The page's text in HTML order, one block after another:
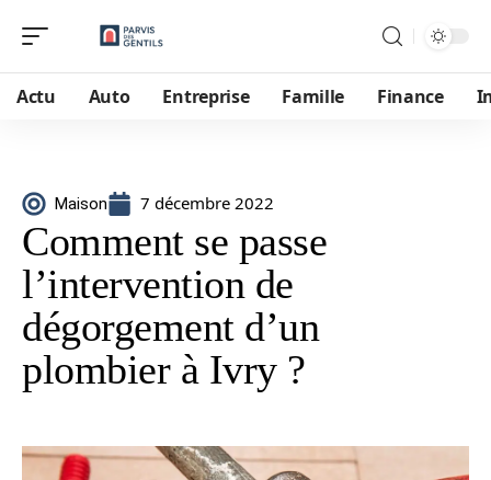
Actu Auto Entreprise Famille Finance
Maison 7 décembre 2022
Comment se passe
l’intervention de
dégorgement d’un
plombier à Ivry ?